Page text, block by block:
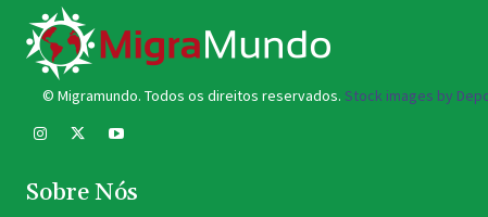
© Migramundo. Todos os direitos reservados. Stock images by
Sobre Nós